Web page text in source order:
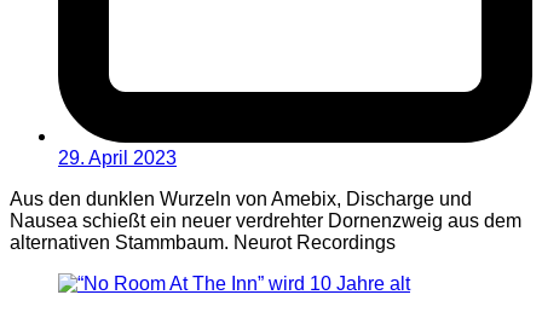
29. April 2023
Aus den dunklen Wurzeln von Amebix, Discharge und
Nausea schießt ein neuer verdrehter Dornenzweig aus dem
alternativen Stammbaum. Neurot Recordings